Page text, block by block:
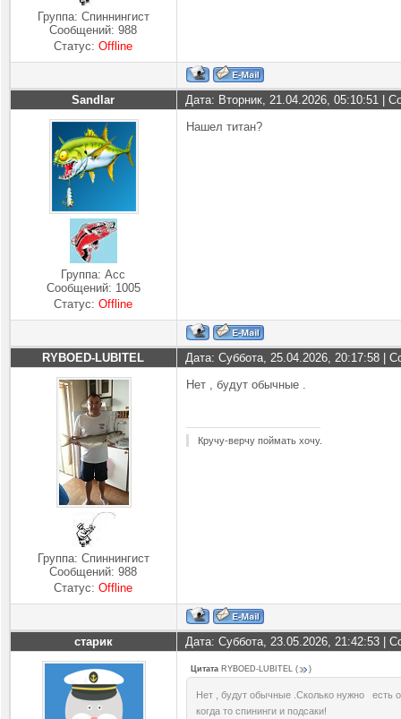
Группа: Спиннингист
Сообщений:988
Статус:Offline
Sandlar Дата: Вторник, 21.04.2026, 05:10:51 |
Группа: Асс
Сообщений: 1005
Статус:Offline
Нашел титан?
RYBOED-LUBITEL Дата: Суббота, 25.04.2026, 20:17:58 |
Группа: Спиннингист
Сообщений:988
Статус:Offline
Нет , будут обычные .
Кручу-верчу поймать хочу.
старик Дата: Суббота, 23.05.2026, 21:42:53 |
Цитата RYBOED-LUBITEL ( )
Нет , будут обычные .Сколько нужно есть
когда то спининги и подсаки!